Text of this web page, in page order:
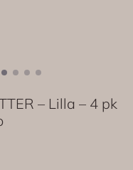
– Lilla – 4 pk